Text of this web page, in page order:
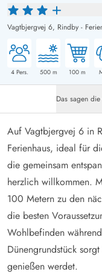
Vagtbjergvej 6, Rindby -
4Pers. 500m 100 m
Das sagen
Auf Vagtbjergvej 6 in
Ferienhaus, ideal für
die gemeinsam
herzlich willkommen.
100 Metern zu den
die besten
Wohlbefinden
Dünengrundstück
genießen werdet.